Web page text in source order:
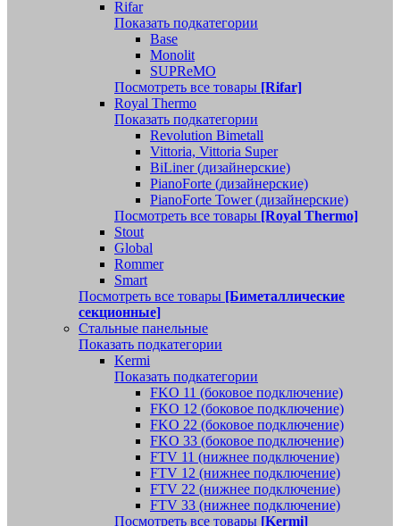
Rifar
Показать подкатегории
Base
Monolit
SUPReMO
Посмотреть все товары [Rifar]
Royal Thermo
Показать подкатегории
Revolution Bimetall
Vittoria, Vittoria Super
BiLiner (дизайнерские)
PianoForte (дизайнерские)
PianoForte Tower (дизайнерские)
Посмотреть все товары [Royal Thermo]
Stout
Global
Rommer
Smart
Посмотреть все товары [Биметаллические
секционные]
Стальные панельные
Показать подкатегории
Kermi
Показать подкатегории
FKO 11 (боковое подключение)
FKO 12 (боковое подключение)
FKO 22 (боковое подключение)
FKO 33 (боковое подключение)
FTV 11 (нижнее подключение)
FTV 12 (нижнее подключение)
FTV 22 (нижнее подключение)
FTV 33 (нижнее подключение)
Посмотреть все товары [Kermi]